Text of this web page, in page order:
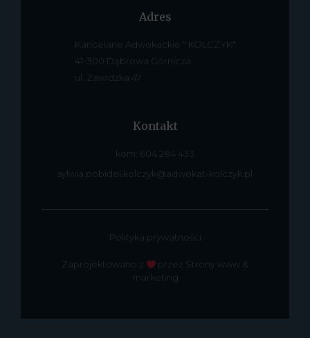
Adres
Kancelarie Adwokackie " KOLCZYK"
41-300 Dąbrowa Górnicza
ul. Zawidzka 47
Kontakt
kom: 604 284 433
sylwia.pobidel.kolczyk@adwokat-kolczyk.pl
Polityka prywatności
Zaprojektowano z
przez Strony www &
marketing